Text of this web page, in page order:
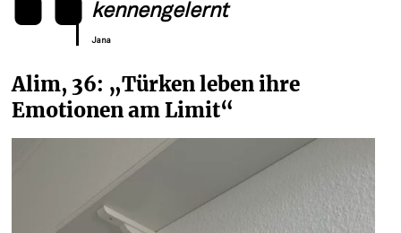
kennengelernt
Jana
Alim, 36: „Türken leben ihre
Emotionen am Limit“